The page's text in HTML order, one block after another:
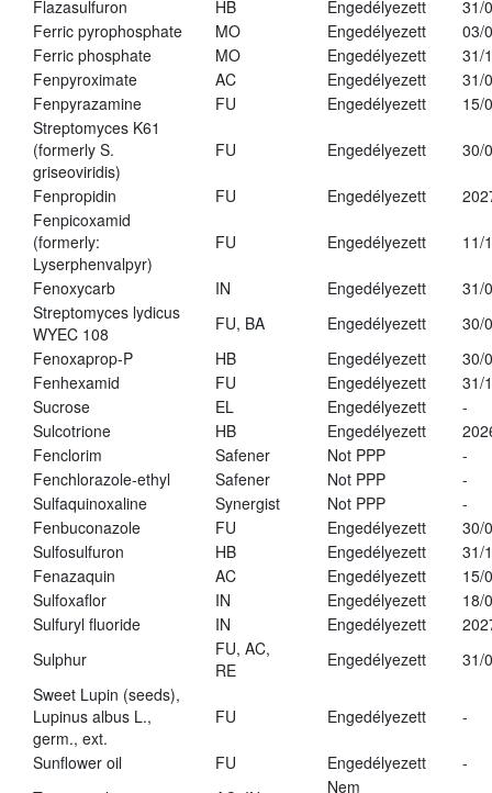
Flazasulfuron
HB Engedélyezett
31/
Ferric pyrophosphate
MO Engedélyezett
03/
Ferric phosphate
MO Engedélyezett
31/
Fenpyroximate
AC Engedélyezett
31/
Fenpyrazamine
FU Engedélyezett
15/
Streptomyces K61
(formerly S.
griseoviridis)
FU Engedélyezett 30/
Fenpropidin FU Engedélyezett
Fenpicoxamid
(formerly:
Lyserphenvalpyr)
FU Engedélyezett 11/
Fenoxycarb IN Engedélyezett
31/
Streptomyces lydicus
WYEC 108
FU, BA Engedélyezett
30/
Fenoxaprop-P
HB Engedélyezett
30/
Fenhexamid
FU Engedélyezett
31/
Sucrose
EL Engedélyezett
-
Sulcotrione
HB Engedélyezett
Fenclorim
Safener Not PPP
-
Fenchlorazole-ethyl
Safener Not PPP
-
Sulfaquinoxaline
Synergist Not PPP
-
Fenbuconazole
FU Engedélyezett
30/
Sulfosulfuron
HB Engedélyezett
31/
Fenazaquin
AC Engedélyezett
15/
Sulfoxaflor
IN Engedélyezett
18/
Sulfuryl fluoride
IN Engedélyezett
Sulphur
FU, AC,
RE
Engedélyezett
31/
Sweet Lupin (seeds),
Lupinus albus L.,
germ., ext.
FU Engedélyezett -
Sunflower oil FU Engedélyezett
-
Nem